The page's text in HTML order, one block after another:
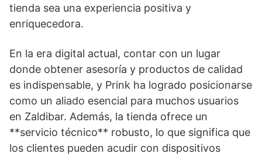
tienda sea una experiencia positiva y
enriquecedora.
En la era digital actual, contar con un lugar
donde obtener asesoría y productos de calidad
es indispensable, y Prink ha logrado posicionarse
como un aliado esencial para muchos usuarios
en Zaldibar. Además, la tienda ofrece un
**servicio técnico** robusto, lo que significa que
los clientes pueden acudir con dispositivos